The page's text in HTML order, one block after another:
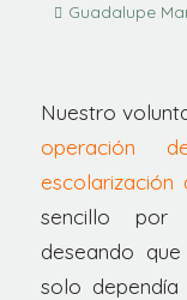
Guadalupe
Nuestro
operación
escolarización
sencillo por
deseando
solo